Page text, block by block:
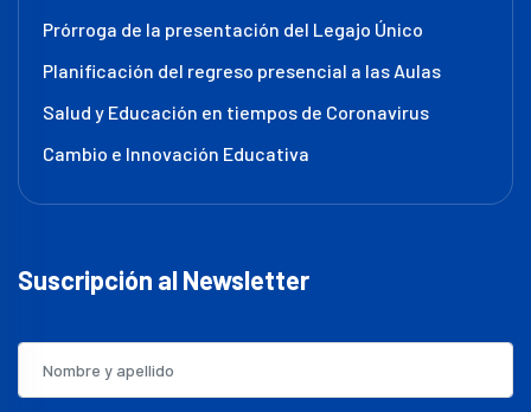
Prórroga de la presentación del Legajo Único
Planificación del regreso presencial a las Aulas
Salud y Educación en tiempos de Coronavirus
Cambio e Innovación Educativa
Suscripción al Newsletter